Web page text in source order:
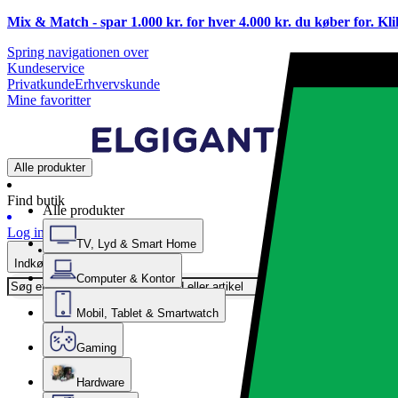
Mix & Match - spar 1.000 kr. for hver 4.000 kr. du køber for.
Spring navigationen over
Kundeservice
PrivatkundeErhvervskunde
Mine favoritter
Alle produkter
Find butik
Log ind
Indkøbskurv
Alle produkter
TV, Lyd & Smart Home
Computer & Kontor
Mobil, Tablet & Smartwatch
Gaming
Hardware